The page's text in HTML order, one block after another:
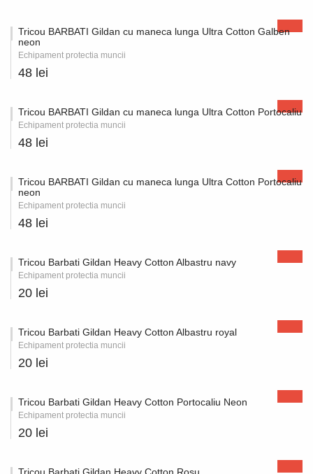
Tricou BARBATI Gildan cu maneca lunga Ultra Cotton Galben
neon
Echipament protectia muncii
48 lei
Tricou BARBATI Gildan cu maneca lunga Ultra Cotton Portocaliu
Echipament protectia muncii
48 lei
Tricou BARBATI Gildan cu maneca lunga Ultra Cotton Portocaliu
neon
Echipament protectia muncii
48 lei
Tricou Barbati Gildan Heavy Cotton Albastru navy
Echipament protectia muncii
20 lei
Tricou Barbati Gildan Heavy Cotton Albastru royal
Echipament protectia muncii
20 lei
Tricou Barbati Gildan Heavy Cotton Portocaliu Neon
Echipament protectia muncii
20 lei